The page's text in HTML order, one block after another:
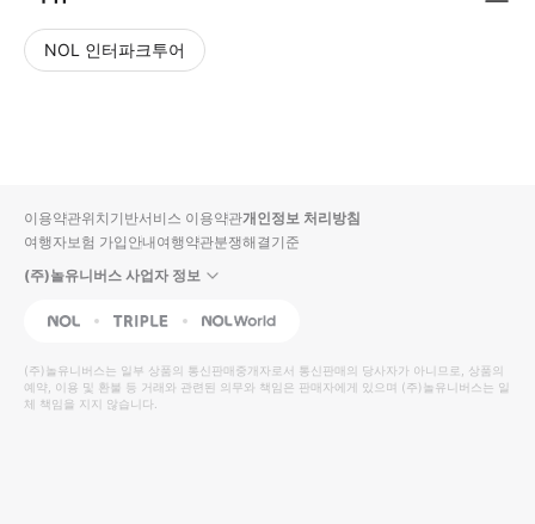
NOL 인터파크투어
입니
다.
높
은
순
동
영
상
순
상
이용약관위치기반서비스 이용약관개인정보 처리방침
여행자보험 가입안내여행약관분쟁해결기준
(주)놀유니버스 사업자 정보
NOL Triple Interpark Global
(주)놀유니버스는 일부 상품의 통신판매중개자로서 통신판매의 당사자가 아니므로, 상품의
예약, 이용 및 환불 등 거래와 관련된 의무와 책임은 판매자에게 있으며 (주)놀유니버스는 일
체 책임을 지지 않습니다.